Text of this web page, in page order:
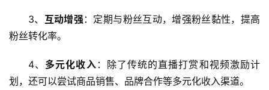
安
3、 互动增强 ：定期与粉丝互动，增强粉丝黏性，提高
粉丝转化率。
4、 多元化收入 ：除了传统的直播打赏和视频激励计
划，还可以尝试商品销售、品牌合作等多元化收入渠道。